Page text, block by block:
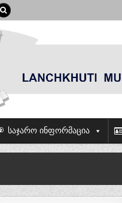
საჯარო ინფორმაცია